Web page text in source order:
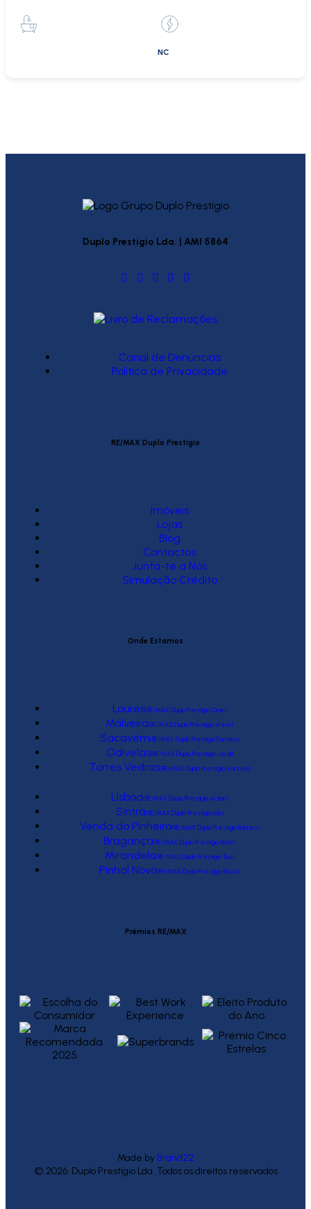
NC
Duplo Prestígio Lda. | AMI 5864
Canal de Denúncias
Política de Privacidade
RE/MAX Duplo Prestígio
Imóveis
Lojas
Blog
Contactos
Junta-te a Nós
Simulação Crédito
Onde Estamos
Loures(RE/MAX Duplo Prestígio One)
Malveira(RE/MAX Duplo Prestígio West)
Sacavém(RE/MAX Duplo Prestígio Factory)
Odivelas(RE/MAX Duplo Prestígio Local)
Torres Vedras(RE/MAX Duplo Prestígio Várzea)
Lisboa(RE/MAX Duplo Prestígio Action)
Sintra(RE/MAX Duplo Prestígio Link)
Venda do Pinheiro(RE/MAX Duplo Prestígio Raízes)
Bragança(RE/MAX Duplo Prestígio Urbis)
Mirandela(RE/MAX Duplo Prestígio Tua)
Pinhal Novo(RE/MAX Duplo Prestígio Novo)
Prémios RE/MAX
Made by Brand22
© 2026. Duplo Prestígio Lda. Todos os direitos reservados